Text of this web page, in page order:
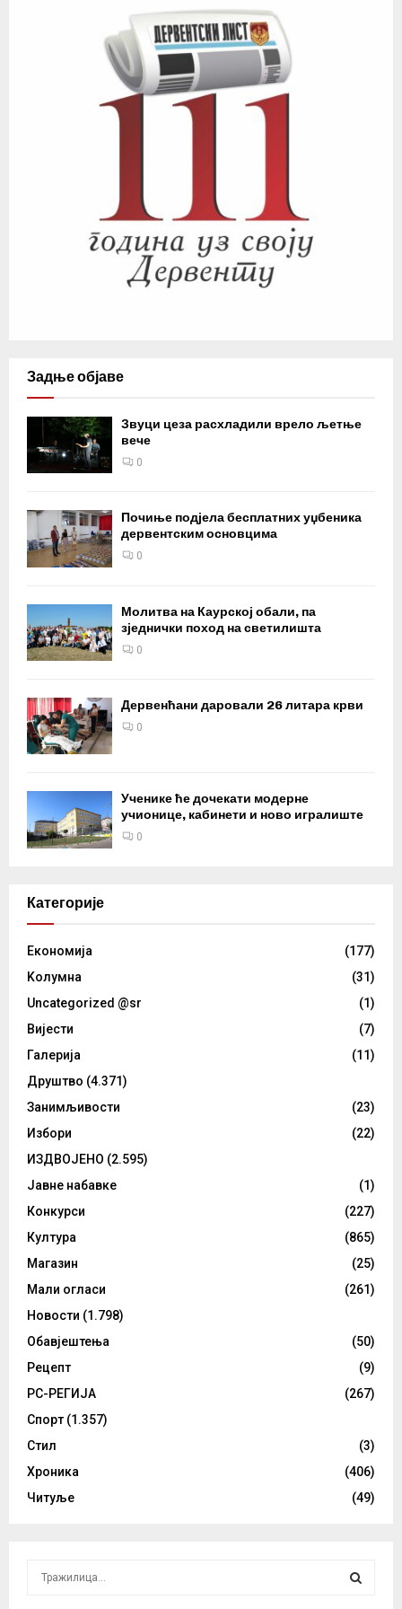
Задње објаве
Звуци цеза расхладили врело љетње
вече
0
Почиње подјела бесплатних уџбеника
дервентским основцима
0
Молитва на Каурској обали, па
зједнички поход на светилишта
0
Дервенћани даровали 26 литара крви
0
Ученике ће дочекати модерне
учионице, кабинети и ново игралиште
0
Категорије
Eкономија
(177)
Kолумнa
(31)
Uncategorized @sr
(1)
Вијести
(7)
Галерија
(11)
Друштво (4.371)
Занимљивости
(23)
Избори
(22)
ИЗДВОЈЕНО (2.595)
Јавне набавке
(1)
Конкурси
(227)
Култура
(865)
Магазин
(25)
Мали огласи
(261)
Новости (1.798)
Обавјештења
(50)
Рецепт
(9)
РС-РЕГИЈА
(267)
Спорт (1.357)
Стил
(3)
Хроника
(406)
Читуље
(49)